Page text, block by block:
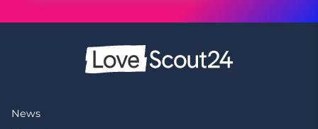
News